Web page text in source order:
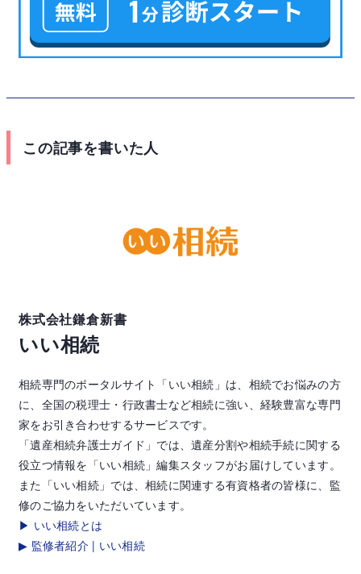
この記事を書いた人
株式会社鎌倉新書
いい相続
相続専門のポータルサイト「いい相続」は、相続でお悩みの方
に、全国の税理士・行政書士など相続に強い、経験豊富な専門
家をお引き合わせするサービスです。
「遺産相続弁護士ガイド」では、遺産分割や相続手続に関する
役立つ情報を「いい相続」編集スタッフがお届けしています。
また「いい相続」では、相続に関連する有資格者の皆様に、監
修のご協力をいただいています。
▶ いい相続とは
▶ 監修者紹介 | いい相続